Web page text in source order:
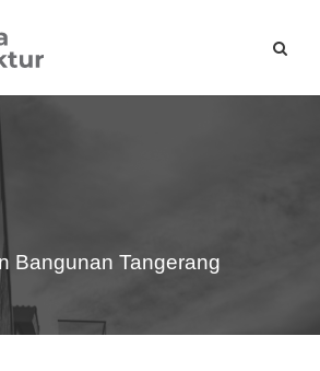
Bangunan Tangerang